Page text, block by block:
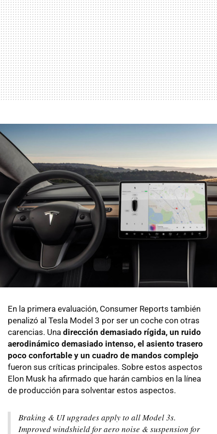
En la primera evaluación, Consumer Reports también
penalizó al Tesla Model 3 por ser un coche con otras
carencias. Una dirección demasiado rígida, un ruido
aerodinámico demasiado intenso, el asiento trasero
poco confortable y un cuadro de mandos complejo
fueron sus críticas principales. Sobre estos aspectos
Elon Musk ha afirmado que harán cambios en la línea
de producción para solventar estos aspectos.
Braking & UI upgrades apply to all Model 3s.
Improved windshield for aero noise & suspension for